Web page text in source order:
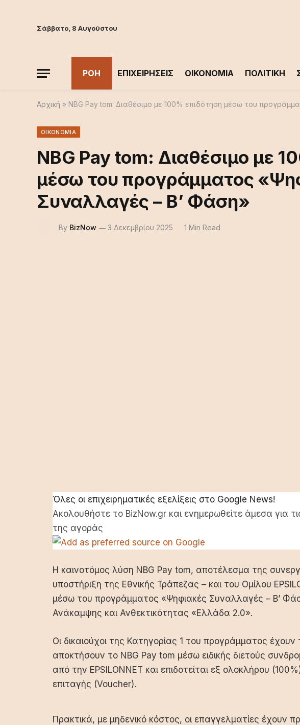
Σάββατο, 8 Αυγούστου
ΡΟΗ ΕΠΙΧΕΙΡΗΣΕΙΣ ΟΙΚΟΝΟΜΙΑ ΠΟΛΙΤΙΚΗ
Αρχική » NBG Pay tom: Διαθέσιμο με 100% επιδότηση μέσω του
ΟΙΚΟΝΟΜΙΑ
NBG Pay tom: Διαθέσιμο με
μέσω του προγράμματος
Συναλλαγές – Β’ Φάση»
By BizNow 3 Δεκεμβρίου 2025 1 Min Read
Όλες οι επιχειρηματικές εξελίξεις στο Google News!
Ακολουθήστε το BizNow.gr και ενημερωθείτε άμεσα για
της αγοράς
Η καινοτόμος λύση NBG Pay tom, αποτέλεσμα της
υποστήριξη της Εθνικής Τράπεζας – και του Ομίλου
μέσω του προγράμματος «Ψηφιακές Συναλλαγές – Β’
Ανάκαμψης και Ανθεκτικότητας «Ελλάδα 2.0».
Οι δικαιούχοι της Κατηγορίας 1 του προγράμματος
αποκτήσουν το NBG Pay tom μέσω ειδικής διετούς
από την EPSILONNET και επιδοτείται εξ ολοκλήρου
επιταγής (Voucher).
Πρακτικά, με μηδενικό κόστος, οι επαγγελματίες έχουν